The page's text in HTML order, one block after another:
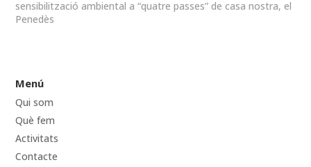
sensibilització ambiental a “quatre passes” de casa nostra, el
Penedès
Menú
Qui som
Què fem
Activitats
Contacte